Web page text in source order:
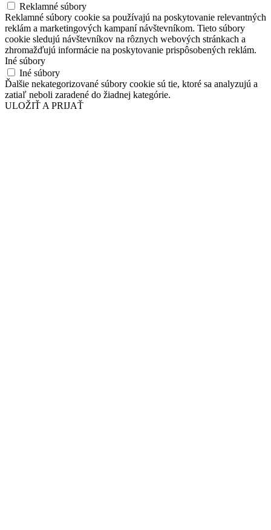
Reklamné súbory
Reklamné súbory cookie sa používajú na poskytovanie relevantných
reklám a marketingových kampaní návštevníkom. Tieto súbory
cookie sledujú návštevníkov na rôznych webových stránkach a
zhromažďujú informácie na poskytovanie prispôsobených reklám.
Iné súbory
Iné súbory
Ďalšie nekategorizované súbory cookie sú tie, ktoré sa analyzujú a
zatiaľ neboli zaradené do žiadnej kategórie.
ULOŽIŤ A PRIJAŤ